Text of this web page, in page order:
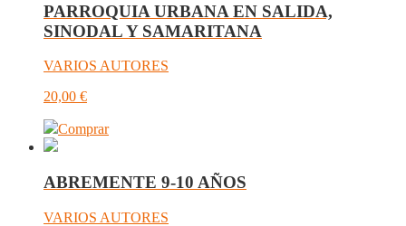
PARROQUIA URBANA EN SALIDA,
SINODAL Y SAMARITANA
VARIOS AUTORES
20,00 €
Comprar
ABREMENTE 9-10 AÑOS
VARIOS AUTORES